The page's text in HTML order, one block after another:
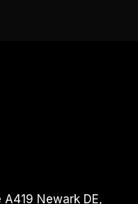
A419 Newark DE,